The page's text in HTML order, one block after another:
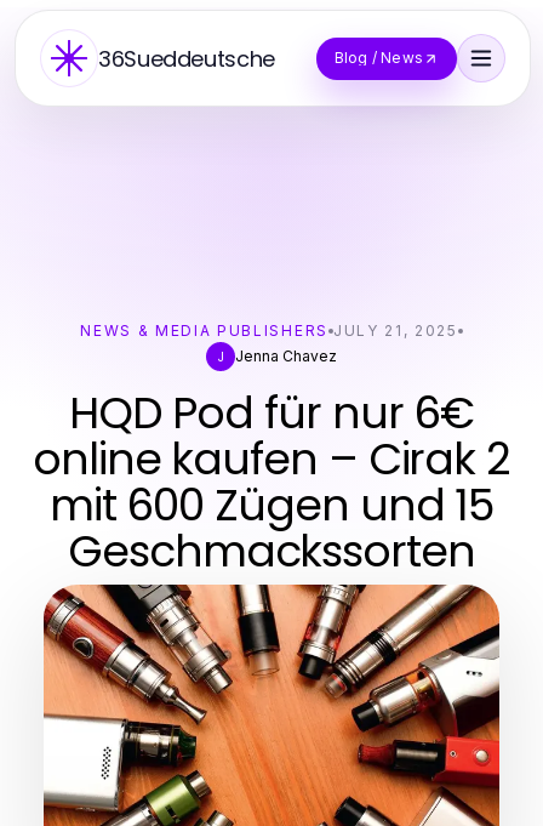
36Sueddeutsche Blog / News
NEWS & MEDIA PUBLISHERS JULY 21, 2025
J
Jenna Chavez
HQD Pod für nur 6€
online kaufen – Cirak 2
mit 600 Zügen und 15
Geschmackssorten